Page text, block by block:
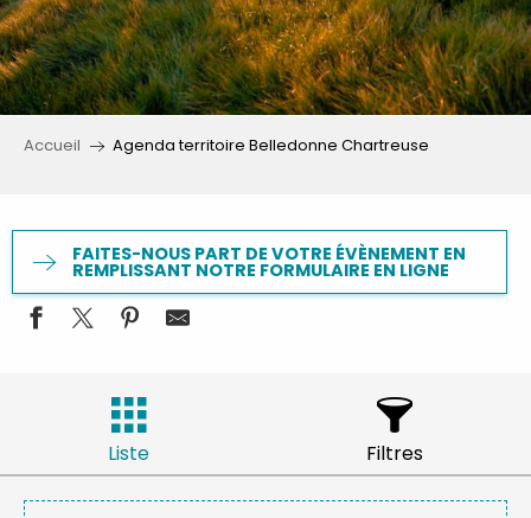
Accueil Agenda territoire Belledonne Chartreuse
FAITES-NOUS PART DE VOTRE ÉVÈNEMENT EN
REMPLISSANT NOTRE FORMULAIRE EN LIGNE
Liste Filtres